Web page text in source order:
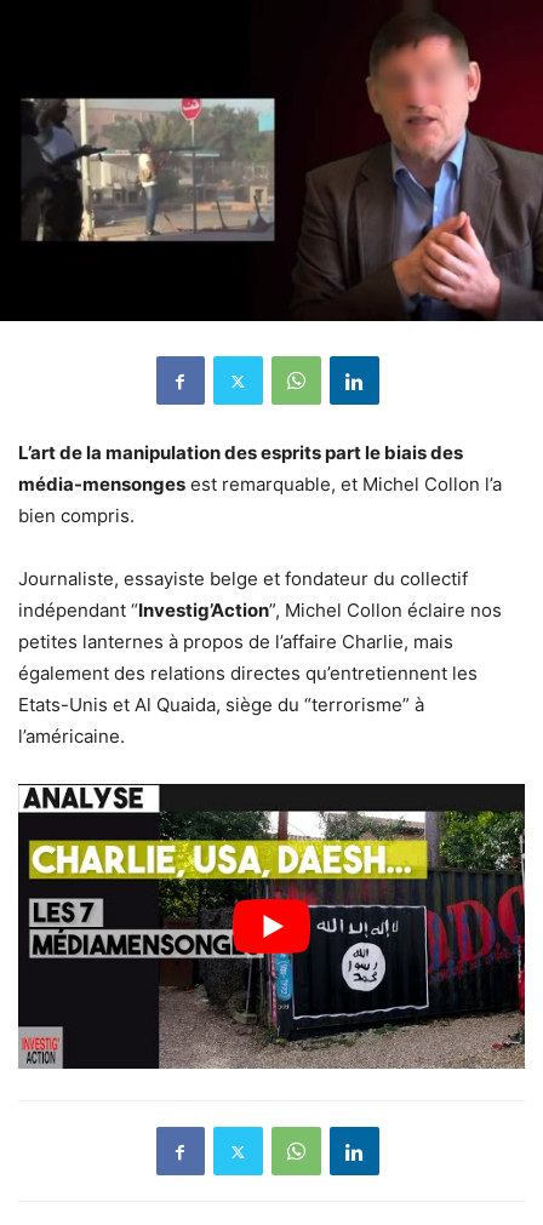
L’art de la manipulation des esprits part le biais des
média-mensonges est remarquable, et Michel Collon l’a
bien compris.
Journaliste, essayiste belge et fondateur du collectif
indépendant “Investig’Action”, Michel Collon éclaire nos
petites lanternes à propos de l’affaire Charlie, mais
également des relations directes qu’entretiennent les
Etats-Unis et Al Quaida, siège du “terrorisme” à
l’américaine.